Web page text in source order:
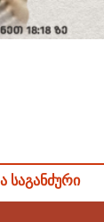
საგანძური